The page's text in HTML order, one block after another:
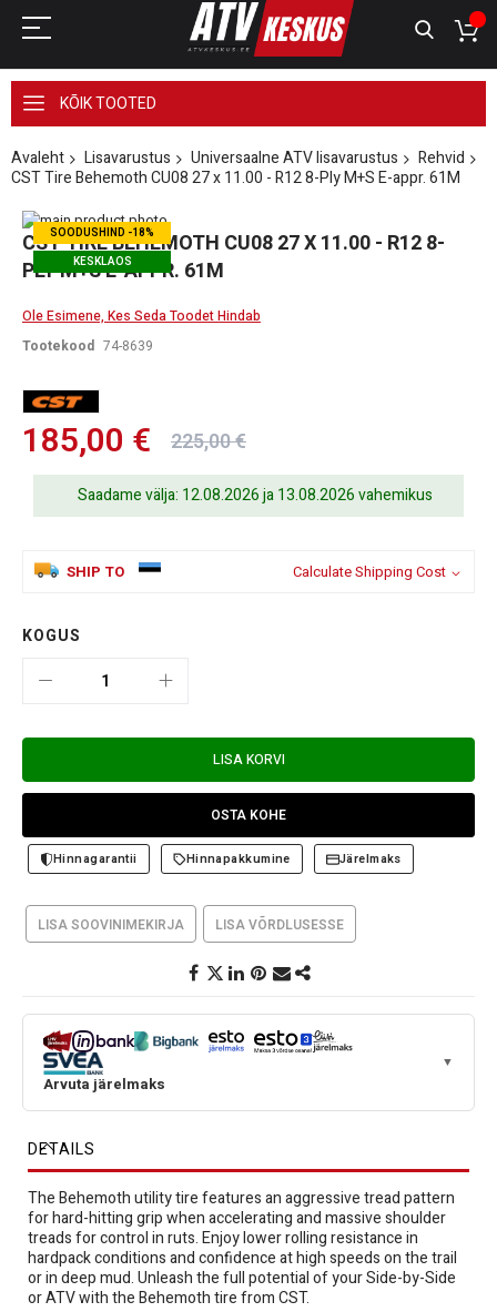
KÕIK TOOTED
Avaleht Lisavarustus Universaalne ATV lisavarustus
Rehvid
CST Tire Behemoth CU08 27 x 11.00 - R12 8-Ply M+S E-appr. 61M
Skip
to
the
end
the
gallery
SOODUSHIND -18%
KESKLAOS
Skip
to
the
of
images
CST TIRE BEHEMOTH CU08 27 X 11.00 - R12 8-
PLY M+S E-APPR. 61M
Ole Esimene, Kes Seda Toodet Hindab
Tootekood 74-8639
185,00 € 225,00 €
Saadame välja: 12.08.2026 ja 13.08.2026 vahemikus
SHIP TO Calculate Shipping Cost
KOGUS
LISA KORVI
OSTA KOHE
Hinnagarantii Hinnapakkumine Järelmaks
LISA SOOVINIMEKIRJA LISA VÕRDLUSESSE
Arvuta järelmaks
▼
DETAILS
The Behemoth utility tire features an aggressive tread pattern
for hard-hitting grip when accelerating and massive shoulder
treads for control in ruts. Enjoy lower rolling resistance in
hardpack conditions and confidence at high speeds on the trail
or in deep mud. Unleash the full potential of your Side-by-Side
or ATV with the Behemoth tire from CST.